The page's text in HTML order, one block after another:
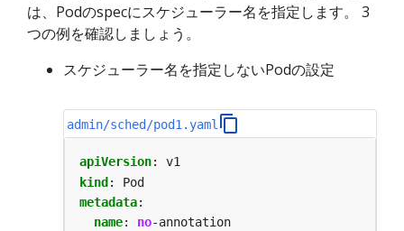
は、Podのspecにスケジューラー名を指定します。 3
つの例を確認しましょう。
スケジューラー名を指定しないPodの設定
admin/sched/pod1.yaml
apiVersion:
v1
kind :
Pod
metadata:
name: no-annotation